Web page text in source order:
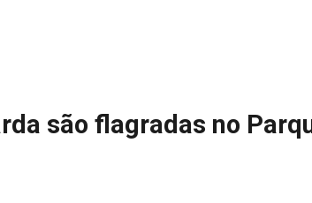
são flagradas no